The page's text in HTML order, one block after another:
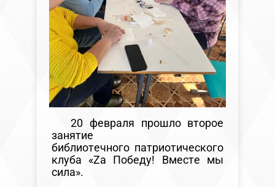
20 февраля прошло второе
занятие
библиотечного патриотического
клуба «Zа Победу! Вместе мы
сила».